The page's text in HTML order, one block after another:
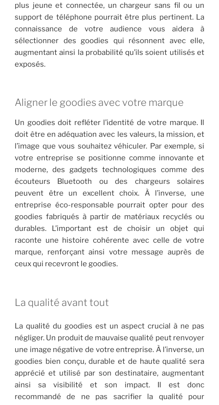
plus jeune et connectée, un chargeur sans fil ou un
support de téléphone pourrait être plus pertinent. La
connaissance de votre audience vous aidera à
sélectionner des goodies qui résonnent avec elle,
augmentant ainsi la probabilité qu’ils soient utilisés et
exposés.
Aligner le goodies avec votre marque
Un goodies doit refléter l’identité de votre marque. Il
doit être en adéquation avec les valeurs, la mission, et
l’image que vous souhaitez véhiculer. Par exemple, si
votre entreprise se positionne comme innovante et
moderne, des gadgets technologiques comme des
écouteurs Bluetooth ou des chargeurs solaires
peuvent être un excellent choix. À l’inverse, une
entreprise éco-responsable pourrait opter pour des
goodies fabriqués à partir de matériaux recyclés ou
durables. L’important est de choisir un objet qui
raconte une histoire cohérente avec celle de votre
marque, renforçant ainsi votre message auprès de
ceux qui recevront le goodies.
La qualité avant tout
La qualité du goodies est un aspect crucial à ne pas
négliger. Un produit de mauvaise qualité peut renvoyer
une image négative de votre entreprise. À l’inverse, un
goodies bien conçu, durable et de haute qualité sera
apprécié et utilisé par son destinataire, augmentant
ainsi sa visibilité et son impact. Il est donc
recommandé de ne pas sacrifier la qualité pour